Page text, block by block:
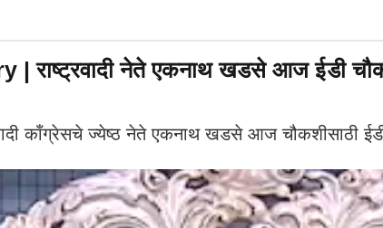
नेते एकनाथ खडसे आज ईडी
काँग्रेसचे ज्येष्ठ नेते एकनाथ खडसे आज चौकशीसाठी